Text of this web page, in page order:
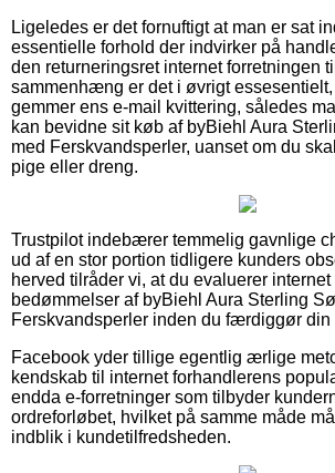
Ligeledes er det fornuftigt at man er sat
essentielle forhold der indvirker på
den returneringsret internet forretningen
sammenhæng er det i øvrigt
gemmer ens e-mail kvittering, således
kan bevidne sit køb af byBiehl Aura
med Ferskvandsperler, uanset om du
pige eller dreng.
Trustpilot indebærer temmelig gavnlige
ud af en stor portion tidligere kunders
herved tilråder vi, at du evaluerer
bedømmelser af byBiehl Aura Sterling
Ferskvandsperler inden du færdiggør din
Facebook yder tillige egentlig ærlige
kendskab til internet forhandlerens
endda e-forretninger som tilbyder
ordreforløbet, hvilket på samme måde
indblik i kundetilfredsheden.